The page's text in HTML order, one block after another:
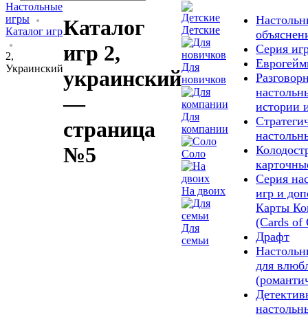
Настольные
игры
Каталог игр
2,
Украинский
Каталог
игр 2,
украинский
—
страница
№5
Детские
Для
новичков
Для
компании
Соло
На двоих
Для
семьи
Серия
истории
Серия
игр и
Карты
(Cards
Драфт
для